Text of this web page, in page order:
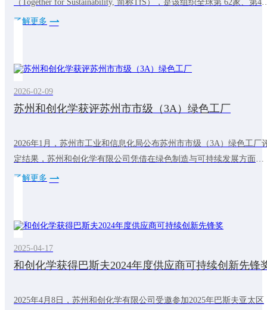
（Together for Sustainability, 简称TfS），是该组织全球第 62家、第4
中国化工成员，标志着公司在践行全球可持续发展理念的道路上迈出
有韧性的化学供应链的发展。和创化学加入TfS之路
了解更多
2026-02-09
苏州和创化学获评苏州市市级（3A）绿色工厂
2026年1月，苏州市工业和信息化局公布苏州市市级（3A）绿色工厂
定结果，苏州和创化学有限公司凭借在绿色制造与可持续发展方面的
系统实践，成功入选。自建厂以来，和创化学始终将可持续发展理念
碳排放。公司同时建立完善的产品碳足迹管控体系，明确并落实碳排
了解更多
2025-04-17
和创化学获得巴斯夫2024年度供应商可持续创新先锋
2025年4月8日，苏州和创化学有限公司受邀参加2025年巴斯夫亚太区